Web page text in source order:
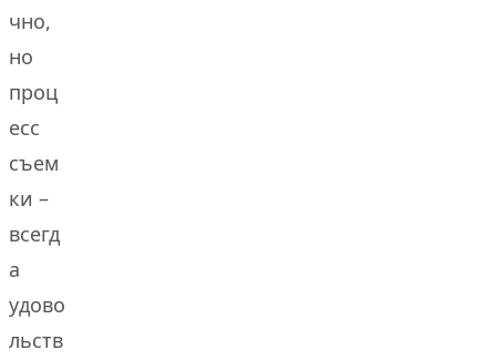
чно,
но
проц
есс
съем
ки –
всегд
а
удово
льств